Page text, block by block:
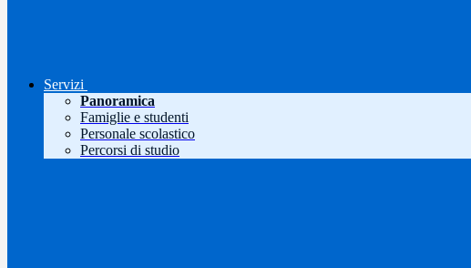
Servizi
Panoramica
Famiglie e studenti
Personale scolastico
Percorsi di studio